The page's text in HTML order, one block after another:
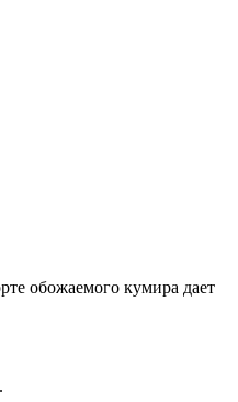
обожаемого кумира дает